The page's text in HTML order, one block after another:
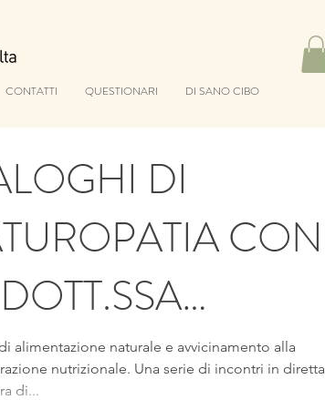
CONTATTI QUESTIONARI DI SANO CIBO
DI
CON
SPELTA
alimentazione naturale e avvicinamento alla
nutrizionale. Una serie di incontri in diretta
di...